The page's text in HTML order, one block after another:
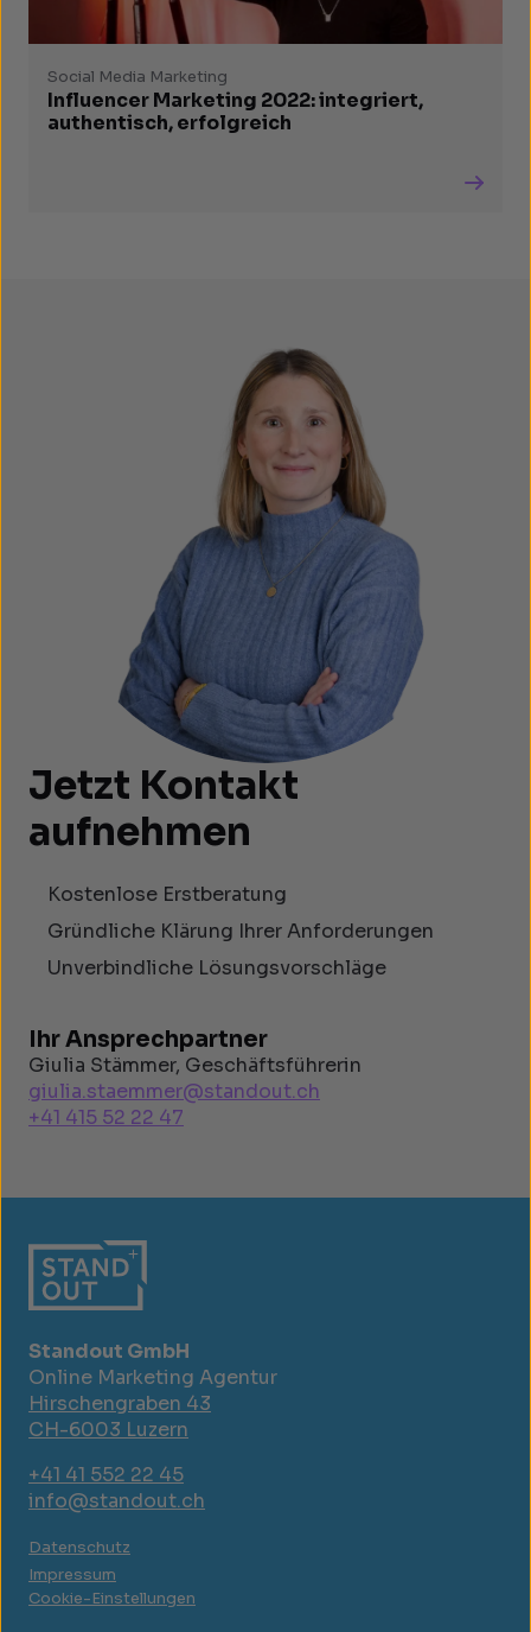
Social Media Marketing
Influencer Marketing 2022: integriert,
authentisch, erfolgreich
Jetzt Kontakt
aufnehmen
Kostenlose Erstberatung
Gründliche Klärung Ihrer Anforderungen
Unverbindliche Lösungsvorschläge
Ihr Ansprechpartner
Giulia Stämmer, Geschäftsführerin
giulia.staemmer@standout.ch
+41 415 52 22 47
Standout GmbH
Online Marketing Agentur
Hirschengraben 43
CH-6003 Luzern
+41 41 552 22 45
info@standout.ch
Datenschutz
Impressum
Cookie-Einstellungen